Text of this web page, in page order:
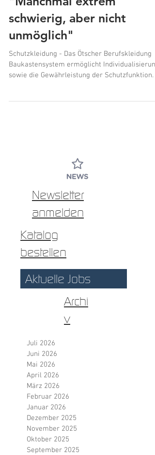
"Manchmal extrem
schwierig, aber nicht
unmöglich"
Baukastensystem ermöglicht Individualisierung
Newsletter
anmelden
Katalog
bestellen
Aktuelle Jobs
Juli 2026
Juni 2026
Mai 2026
April 2026
März 2026
Februar 2026
Januar 2026
Dezember 2025